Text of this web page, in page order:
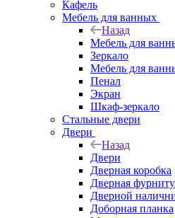
Кафель
Мебель для ванных
Назад
Мебель для
Зеркало
Мебель для
Пенал
Экран
Шкаф-зеркало
Стальные двери
Двери
Назад
Двери
Дверная коробка
Дверная
Дверной
Доборная планка